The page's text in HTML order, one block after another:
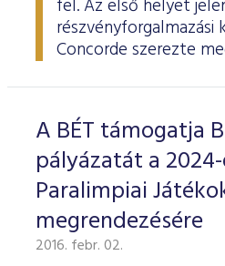
ESG Útmutató
fel. Az első helyet
részvényforgalmazási
Concorde szerezte
A BÉT támogatja
pályázatát a
Paralimpiai
megrendezésére
2016. febr. 02.